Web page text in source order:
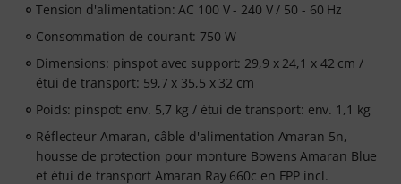
Tension d'alimentation: AC 100 V - 240 V / 50 - 60 Hz
Consommation de courant: 750 W
Dimensions: pinspot avec support: 29,9 x 24,1 x 42 cm /
étui de transport: 59,7 x 35,5 x 32 cm
Poids: pinspot: env. 5,7 kg / étui de transport: env. 1,1 kg
Réflecteur Amaran, câble d'alimentation Amaran 5n,
housse de protection pour monture Bowens Amaran Blue
et étui de transport Amaran Ray 660c en EPP incl.